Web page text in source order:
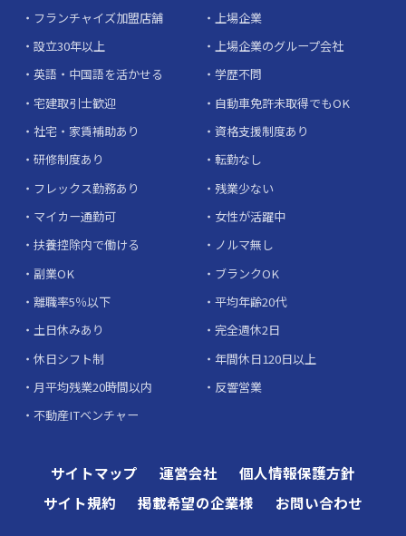
フランチャイズ加盟店舗
上場企業
設立30年以上
上場企業のグループ会社
英語・中国語を活かせる
学歴不問
宅建取引士歓迎
自動車免許未取得でもOK
社宅・家賃補助あり
資格支援制度あり
研修制度あり
転勤なし
フレックス勤務あり
残業少ない
マイカー通勤可
女性が活躍中
扶養控除内で働ける
ノルマ無し
副業OK
ブランクOK
離職率5％以下
平均年齢20代
土日休みあり
完全週休2日
休日シフト制
年間休日120日以上
月平均残業20時間以内
反響営業
不動産ITベンチャー
サイトマップ 運営会社
個人情報保護方針
サイト規約
掲載希望の企業様 お問い合わせ